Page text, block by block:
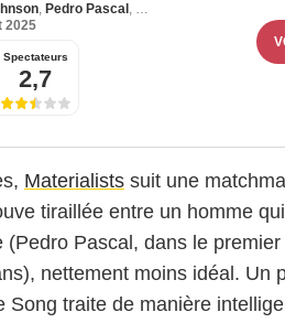
, Pedro Pascal , Chris Evans
2025
Spectateurs
2,7
Materialists suit une
tiraillée entre un homme
Pascal, dans le
nettement moins idéal. Un
Song traite de manière